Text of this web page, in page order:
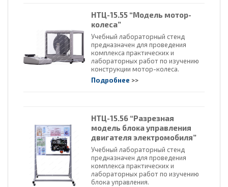
НТЦ-15.55 “Модель мотор-
колеса”
Учебный лабораторный стенд
предназначен для проведения
комплекса практических и
лабораторных работ по изучению
конструкции мотор-колеса.
Подробнее >>
НТЦ-15.56 “Разрезная
модель блока управления
двигателя электромобиля”
Учебный лабораторный стенд
предназначен для проведения
комплекса практических и
лабораторных работ по изучению
блока управления.